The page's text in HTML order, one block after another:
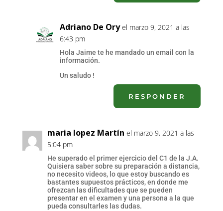
Adriano De Ory el marzo 9, 2021 a las
6:43 pm
Hola Jaime te he mandado un email con la
información.
Un saludo !
RESPONDER
maria lopez Martín el marzo 9, 2021 a las
5:04 pm
He superado el primer ejercicio del C1 de la J.A.
Quisiera saber sobre su preparación a distancia,
no necesito videos, lo que estoy buscando es
bastantes supuestos prácticos, en donde me
ofrezcan las dificultades que se pueden
presentar en el examen y una persona a la que
pueda consultarles las dudas.